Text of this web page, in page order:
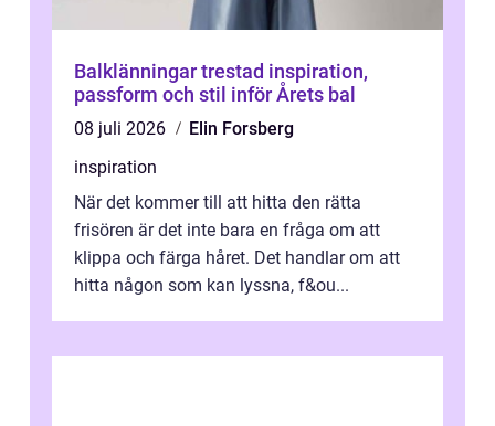
Balklänningar trestad inspiration,
passform och stil inför Årets bal
08 juli 2026
Elin Forsberg
inspiration
När det kommer till att hitta den rätta
frisören är det inte bara en fråga om att
klippa och färga håret. Det handlar om att
hitta någon som kan lyssna, f&ou...